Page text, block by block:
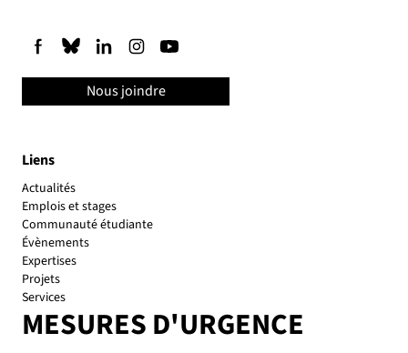
Liens
Actualités
Emplois et stages
Communauté étudiante
Évènements
Expertises
Projets
Services
MESURES D'URGENCE
Nous joindre